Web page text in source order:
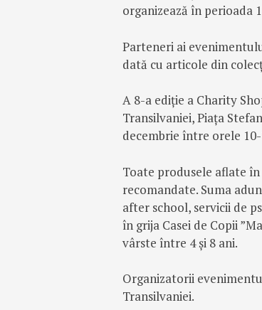
organizează în perioada
Parteneri ai
dată cu articole din
A 8-a ediție a Charity
Transilvaniei, Piața
decembrie între orele
Toate produsele aflate
recomandate. Suma
after school, servicii de
în grija Casei de Copii
vârste între 4 și 8 ani.
Organizatorii
Transilvaniei.